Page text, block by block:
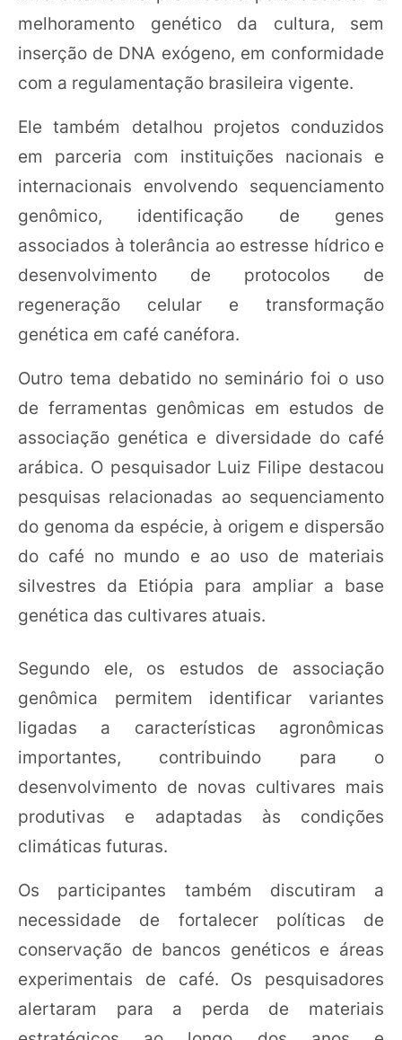
melhoramento genético da cultura, sem
inserção de DNA exógeno, em conformidade
com a regulamentação brasileira vigente.
Ele também detalhou projetos conduzidos
em parceria com instituições nacionais e
internacionais envolvendo sequenciamento
genômico, identificação de genes
associados à tolerância ao estresse hídrico e
desenvolvimento de protocolos de
regeneração celular e transformação
genética em café canéfora.
Outro tema debatido no seminário foi o uso
de ferramentas genômicas em estudos de
associação genética e diversidade do café
arábica. O pesquisador Luiz Filipe destacou
pesquisas relacionadas ao sequenciamento
do genoma da espécie, à origem e dispersão
do café no mundo e ao uso de materiais
silvestres da Etiópia para ampliar a base
genética das cultivares atuais.
Segundo ele, os estudos de associação
genômica permitem identificar variantes
ligadas a características agronômicas
importantes, contribuindo para o
desenvolvimento de novas cultivares mais
produtivas e adaptadas às condições
climáticas futuras.
Os participantes também discutiram a
necessidade de fortalecer políticas de
conservação de bancos genéticos e áreas
experimentais de café. Os pesquisadores
alertaram para a perda de materiais